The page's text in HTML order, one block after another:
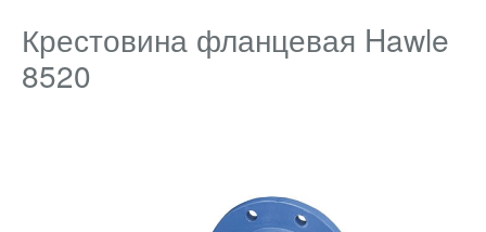
Крестовина фланцевая Hawle
8520